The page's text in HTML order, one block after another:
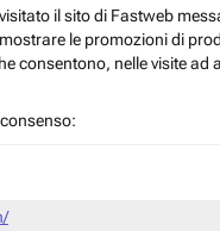
il sito di Fastweb
le promozioni di
consentono, nelle visite